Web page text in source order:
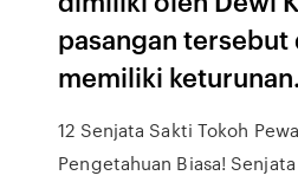
pasangan tersebut
memiliki keturunan.
12 Senjata Sakti Tokoh
Pengetahuan Biasa!